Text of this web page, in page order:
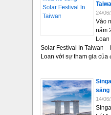
24/
Vào
năm
Solar Festival In Taiwan
Loan với sự tham gia của
sáng
14/